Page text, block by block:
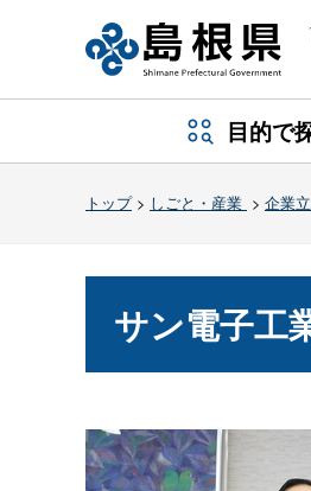
目的で
トップ> しごと・産業 > 企業
サン電子工